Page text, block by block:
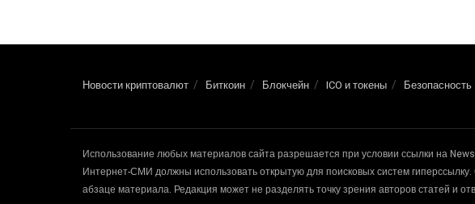
Новости криптовалют Биткоин Блокчейн ICO и токены Безопасность
Использование любых материалов сайта разрешается при условии ссылки на
Интернет-СМИ должны использовать открытую для поисковых систем
абзаце материала. Редакция может не разделять точку зрения авторов статей и